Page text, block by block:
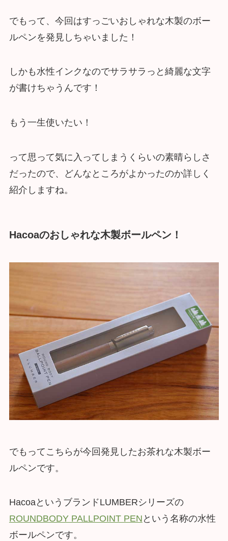
でもって、今回はすっごいおしゃれな木製のボー
ルペンを発見しちゃいました！
しかも水性インクなのでサラサラっと綺麗な文字
が書けちゃうんです！
もう一生使いたい！
って思って気に入ってしまうくらいの素晴らしさ
だったので、どんなところがよかったのか詳しく
紹介しますね。
Hacoaのおしゃれな木製ボールペン！
でもってこちらが今回発見したお茶れな木製ボー
ルペンです。
HacoaというブランドLUMBERシリーズの
ROUNDBODY PALLPOINT PEN という名称の水性
ボールペンです。